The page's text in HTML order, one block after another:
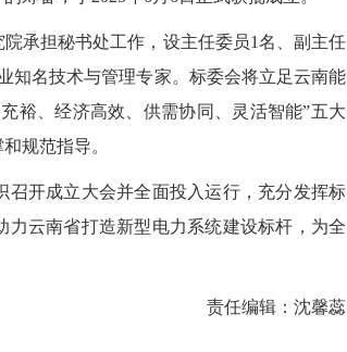
担秘书处工作，设主任委员1名、副主任
知名技术与管理专家。标委会将立足云南能
裕、经济高效、供需协同、灵活智能”五大
规范指导。
开成立大会并全面投入运行，充分发挥标
云南省打造新型电力系统建设标杆，为全
责任编辑：沈馨蕊